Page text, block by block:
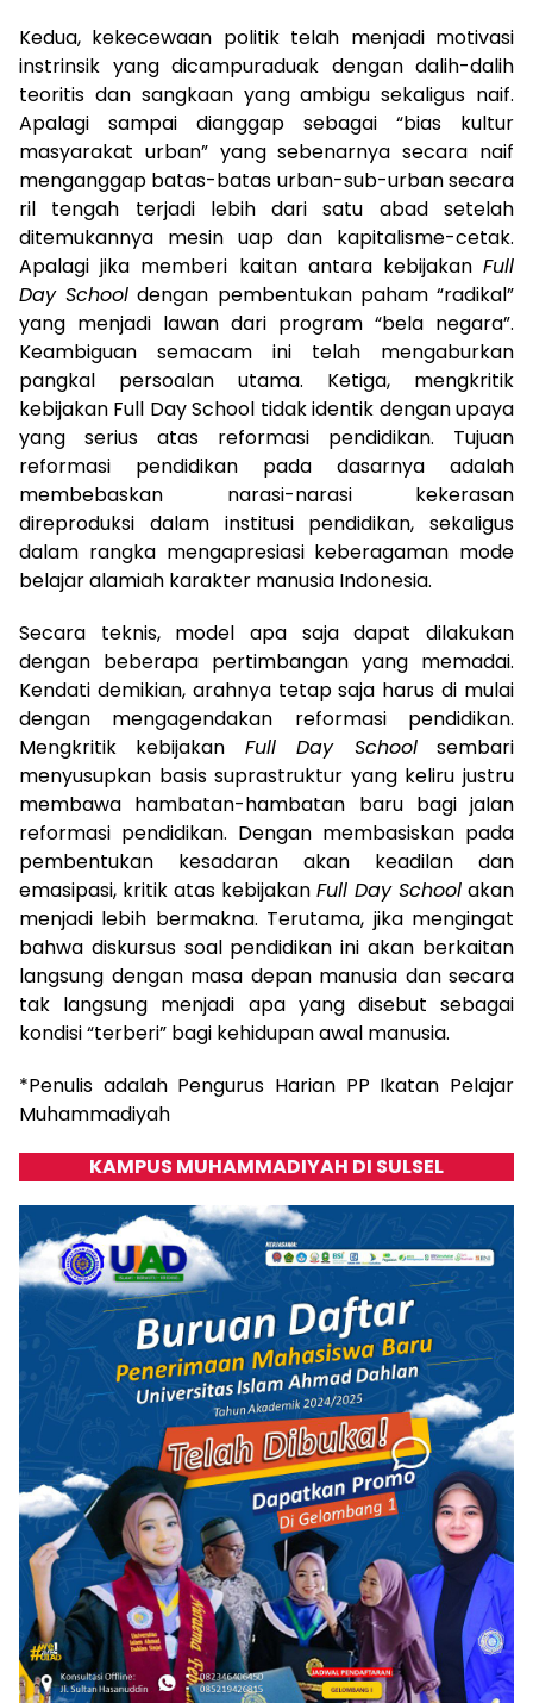
Kedua, kekecewaan politik telah menjadi motivasi
instrinsik yang dicampuraduak dengan dalih-dalih
teoritis dan sangkaan yang ambigu sekaligus naif.
Apalagi sampai dianggap sebagai “bias kultur
masyarakat urban” yang sebenarnya secara naif
menganggap batas-batas urban-sub-urban secara
ril tengah terjadi lebih dari satu abad setelah
ditemukannya mesin uap dan kapitalisme-cetak.
Apalagi jika memberi kaitan antara kebijakan Full
Day School dengan pembentukan paham “radikal”
yang menjadi lawan dari program “bela negara”.
Keambiguan semacam ini telah mengaburkan
pangkal persoalan utama. Ketiga, mengkritik
kebijakan Full Day School tidak identik dengan upaya
yang serius atas reformasi pendidikan. Tujuan
reformasi pendidikan pada dasarnya adalah
membebaskan narasi-narasi kekerasan
direproduksi dalam institusi pendidikan, sekaligus
dalam rangka mengapresiasi keberagaman mode
belajar alamiah karakter manusia Indonesia.
Secara teknis, model apa saja dapat dilakukan
dengan beberapa pertimbangan yang memadai.
Kendati demikian, arahnya tetap saja harus di mulai
dengan mengagendakan reformasi pendidikan.
Mengkritik kebijakan Full Day Schoolsembari
menyusupkan basis suprastruktur yang keliru justru
membawa hambatan-hambatan baru bagi jalan
reformasi pendidikan. Dengan membasiskan pada
pembentukan kesadaran akan keadilan dan
emasipasi, kritik atas kebijakan Full Day School akan
menjadi lebih bermakna. Terutama, jika mengingat
bahwa diskursus soal pendidikan ini akan berkaitan
langsung dengan masa depan manusia dan secara
tak langsung menjadi apa yang disebut sebagai
kondisi “terberi” bagi kehidupan awal manusia.
*Penulis adalah Pengurus Harian PP Ikatan Pelajar
Muhammadiyah
KAMPUS MUHAMMADIYAH DI SULSEL